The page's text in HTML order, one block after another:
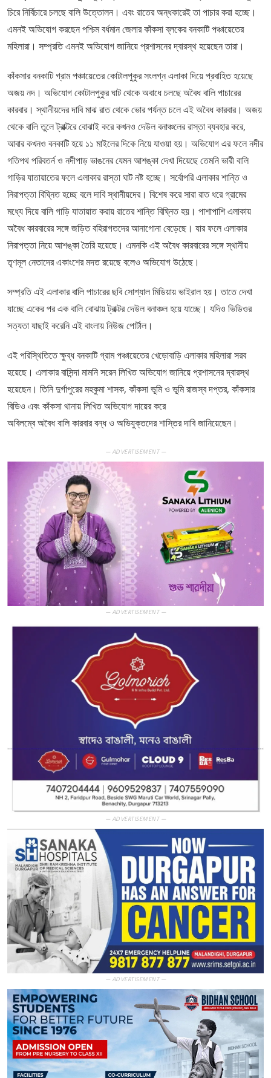
চিরে নির্বিচারে চলছে বালি উত্তোলন। এবং রাতের অন্ধকারেই তা পাচার করা হচ্ছে।
এমনই অভিযোগ করছেন পশ্চিম বর্ধমান জেলার কাঁকসা ব্লকের বনকাটি পঞ্চায়েতের
মহিলারা। সম্প্রতি এমনই অভিযোগ জানিয়ে প্রশাসনের দ্বারস্থ হয়েছেন তারা।
কাঁকসার বনকাটি গ্রাম পঞ্চায়েতের কোটালপুকুর সংলগ্ন এলাকা দিয়ে প্রবাহিত হয়েছে
অজয় নদ। অভিযোগ কোটালপুকুর ঘাট থেকে অবাধে চলছে অবৈধ বালি পাচারের
কারবার। স্থানীয়দের দাবি মাঝ রাত থেকে ভোর পর্যন্ত চলে এই অবৈধ কারবার। অজয়
থেকে বালি তুলে ট্রাক্টরে বোঝাই করে কখনও দেউল বনাঞ্চলের রাস্তা ব্যবহার করে,
আবার কখনও বনকাটি হয়ে ১১ মাইলের দিকে নিয়ে যাওয়া হয়। অভিযোগ এর ফলে নদীর
গতিপথ পরিবতর্ন ও নদীপাড় ভাঙনের যেমন আশঙ্কা দেখা দিয়েছে তেমনি ভারী বালি
গাড়ির যাতায়াতের ফলে এলাকার রাস্তা ঘাট নষ্ট হচ্ছে। সর্বোপরি এলাকার শান্তি ও
নিরাপত্তা বিঘ্নিত হচ্ছে বলে দাবি স্থানীয়দের। বিশেষ করে সারা রাত ধরে গ্রামের
মধ্যে দিয়ে বালি গাড়ি যাতায়াত করায় রাতের শান্তি বিঘ্নিত হয়। পাশাপাশি এলাকায়
অবৈধ কারবারের সঙ্গে জড়িত বহিরাগতদের আনাগোনা বেড়েছে। যার ফলে এলাকার
নিরাপত্তা নিয়ে আশঙ্কা তৈরি হয়েছে। এমনকি এই অবৈধ কারবারের সঙ্গে স্থানীয়
তৃণমূল নেতাদের একাংশের মদত রয়েছে বলেও অভিযোগ উঠেছে।
সম্প্রতি এই এলাকার বালি পাচারের ছবি সোশ্যাল মিডিয়ায় ভাইরাল হয়। তাতে দেখা
যাচ্ছে একের পর এক বালি বোঝায় ট্রাক্টর দেউল বনাঞ্চল হয়ে যাচ্ছে। যদিও ভিডিওর
সত্যতা যাছাই করেনি এই বাংলায় নিউজ পোর্টাল।
এই পরিস্থিতিতে ক্ষুব্ধ বনকাটি গ্রাম পঞ্চায়েতের খেড়োবাড়ি এলাকার মহিলারা সরব
হয়েছে। এলাকার বাসিন্দা মামনি সরেন লিখিত অভিযোগ জানিয়ে প্রশাসনের দ্বারস্থ
হয়েছেন। তিনি দুর্গাপুরের মহকুমা শাসক, কাঁকসা ভূমি ও ভূমি রাজস্ব দপ্তর, কাঁকসার
বিডিও এবং কাঁকসা থানায় লিখিত অভিযোগ দায়ের করে
অবিলম্বে অবৈধ বালি কারবার বন্ধ ও অভিযুক্তদের শাস্তির দাবি জানিয়েছেন।
— ADVERTISEMENT —
— ADVERTISEMENT —
— ADVERTISEMENT —
— ADVERTISEMENT —